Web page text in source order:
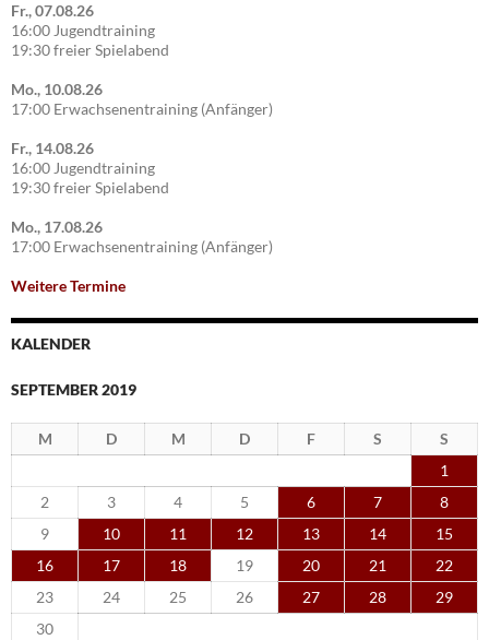
Fr., 07.08.26
16:00 Jugendtraining
19:30 freier Spielabend
Mo., 10.08.26
17:00 Erwachsenentraining (Anfänger)
Fr., 14.08.26
16:00 Jugendtraining
19:30 freier Spielabend
Mo., 17.08.26
17:00 Erwachsenentraining (Anfänger)
Weitere Termine
KALENDER
SEPTEMBER 2019
M D M D F S
S
1
2
3 4 5 6 7
8
9
10 11 12 13 14
15
16
17 18 19 20 21
22
23
24 25 26 27 28
29
30